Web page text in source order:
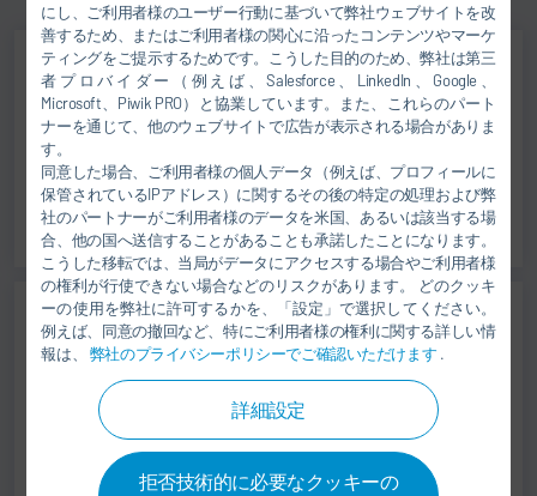
にし、ご利用者様のユーザー行動に基づいて弊社ウェブサイトを改
善するため、またはご利用者様の関心に沿ったコンテンツやマーケ
ティングをご提示するためです。こうした目的のため、弊社は第三
者プロバイダー（例えば、Salesforce、LinkedIn、Google、
Microsoft、Piwik PRO）と協業しています。また、これらのパート
ナーを通じて、他のウェブサイトで広告が表示される場合がありま
す。
同意した場合、ご利用者様の個人データ（例えば、プロフィールに
保管されているIPアドレス）に関するその後の特定の処理および弊
社のパートナーがご利用者様のデータを米国、あるいは該当する場
合、他の国へ送信することがあることも承諾したことになります。
こうした移転では、当局がデータにアクセスする場合やご利用者様
の権利が行使できない場合などのリスクがあります。 どのクッキ
ーの使用を弊社に許可するかを、「設定」で選択してください。
例えば、同意の撤回など、特にご利用者様の権利に関する詳しい情
報は、 弊社のプライバシーポリシーでご確認いただけます .
詳細設定
拒否技術的に必要なクッキーの
Colin Scott
PROCESS & CONVEYORS)
Contact Maintenance
PAINT SHOPS (PAINT PROCESS &
CONVEYORS)